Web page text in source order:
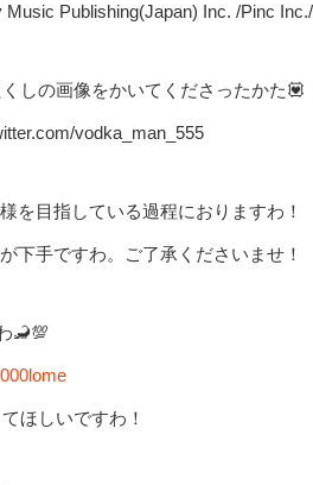
Publishing(Japan) Inc. /Pinc
しの画像をかいてくださったかた💟
vodka_man_555
を目指している過程におりますわ！
下手ですわ。ご了承くださいませ！
🦂💯
ほしいですわ！